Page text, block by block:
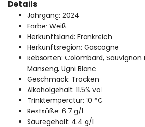
Details
Jahrgang: 2024
Farbe: Weiß
Herkunftsland: Frankreich
Herkunftsregion: Gascogne
Rebsorten: Colombard, Sauvignon
Manseng, Ugni Blanc
Geschmack: Trocken
Alkoholgehalt: 11.5% vol
Trinktemperatur: 10 °C
Restsüße: 6.7 g/l
Säuregehalt: 4.4 g/l